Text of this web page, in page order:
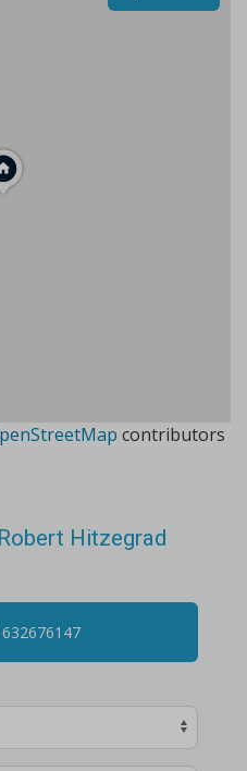
contributors
Hitzegrad